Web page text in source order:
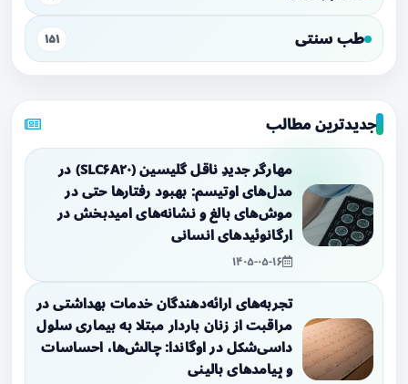
طب سنتی ۱۵۱
جدیدترین مطالب
مهارگر جدیدِ ناقل گلیسین (SLC۶A۲۰) در
مدل‌های اوتیسم: بهبود رفتارها حتی در
موش‌های بالغ و نشانه‌های امیدبخش در
ارگانوئیدهای انسانی
۱۴۰۵-۰۵-۱۶
تجربه‌های ارائه‌دهندگان خدمات بهداشتی در
مراقبت از زنان باردار مبتلا به بیماری سلول
داسی‌شکل در اوگاندا: چالش‌ها، احساسات
و پیامدهای بالینی